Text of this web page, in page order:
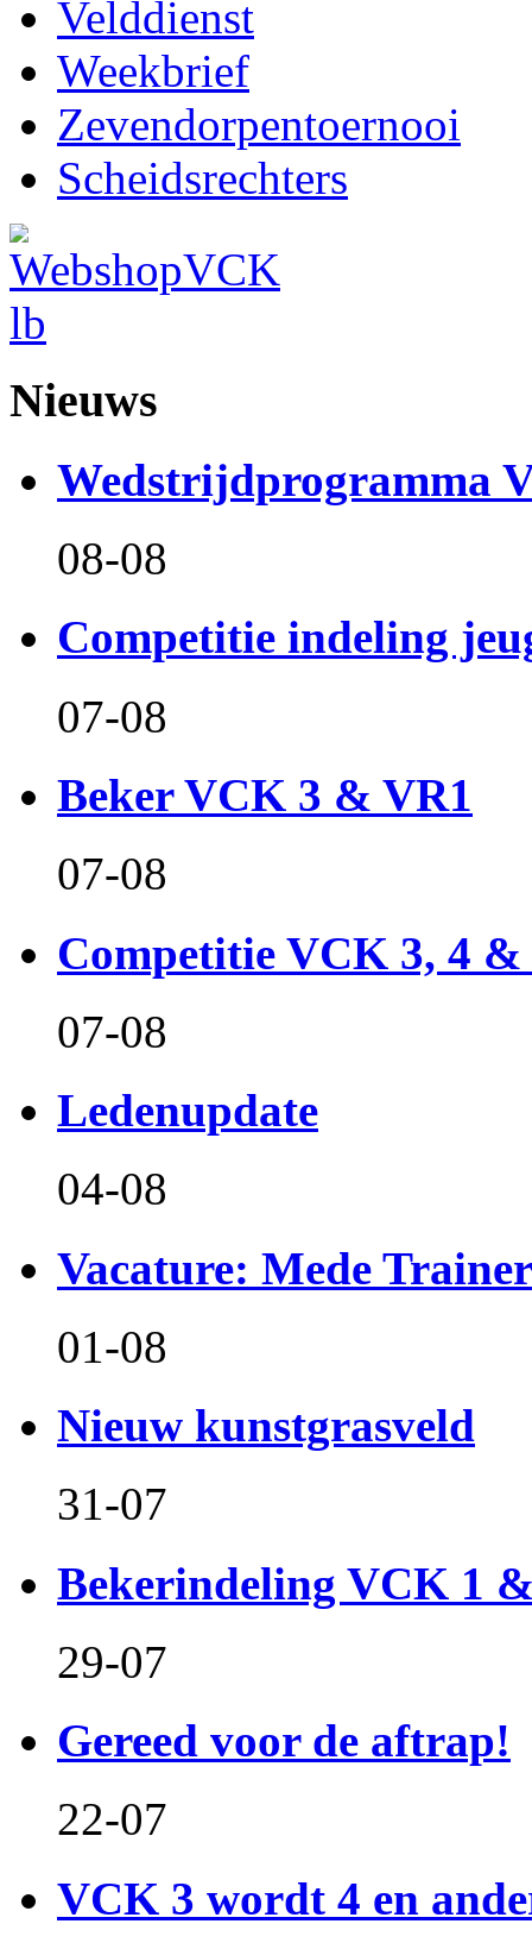
Velddienst
Weekbrief
Zevendorpentoernooi
Scheidsrechters
Nieuws
Wedstrijdprogramma
08-08
Competitie indeling
07-08
Beker VCK 3 & VR1
07-08
Competitie VCK 3, 4 &
07-08
Ledenupdate
04-08
Vacature: Mede
01-08
Nieuw kunstgrasveld
31-07
Bekerindeling VCK 1
29-07
Gereed voor de aftrap!
22-07
VCK 3 wordt 4 en